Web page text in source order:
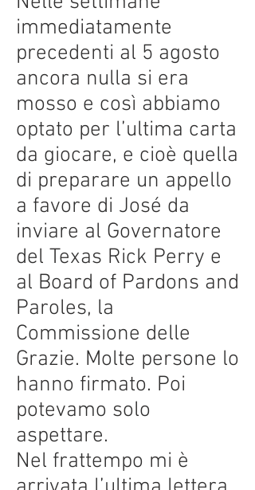
immediatamente
precedenti al 5 agosto
ancora nulla si era
mosso e così abbiamo
optato per l’ultima carta
da giocare, e cioè quella
di preparare un appello
a favore di José da
inviare al Governatore
del Texas Rick Perry e
al Board of Pardons and
Paroles, la
Commissione delle
Grazie. Molte persone lo
hanno firmato. Poi
potevamo solo
aspettare.
Nel frattempo mi è